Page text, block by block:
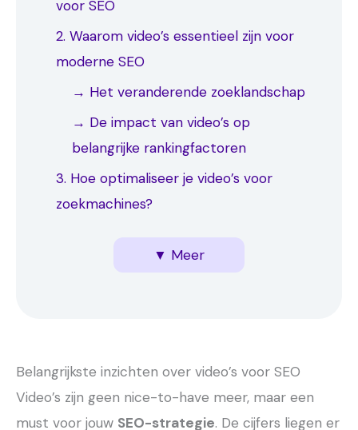
voor SEO
2. Waarom video’s essentieel zijn voor
moderne SEO
→ Het veranderende zoeklandschap
→ De impact van video’s op
belangrijke rankingfactoren
3. Hoe optimaliseer je video’s voor
zoekmachines?
beter voor SEO?
van beide bieden
videostrategie▼ Meer
Belangrijkste inzichten over video’s voor SEO
Video’s zijn geen nice-to-have meer, maar een
must voor jouw SEO-strategie. De cijfers liegen er